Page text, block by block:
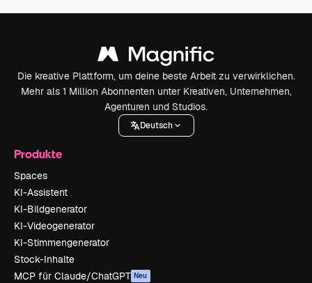
Die kreative Plattform, um deine beste Arbeit zu verwirklichen.
Mehr als 1 Million Abonnenten unter Kreativen, Unternehmen,
Agenturen und Studios.
Deutsch
Produkte
Spaces
KI-Assistent
KI-Bildgenerator
KI-Videogenerator
KI-Stimmengenerator
Stock-Inhalte
MCP für Claude/ChatGPT Neu